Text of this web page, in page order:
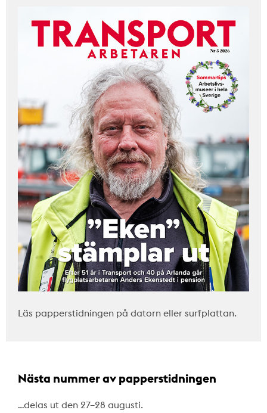
Läs papperstidningen på datorn eller surfplattan.
Nästa nummer av papperstidningen
…delas ut den 27–28 augusti.